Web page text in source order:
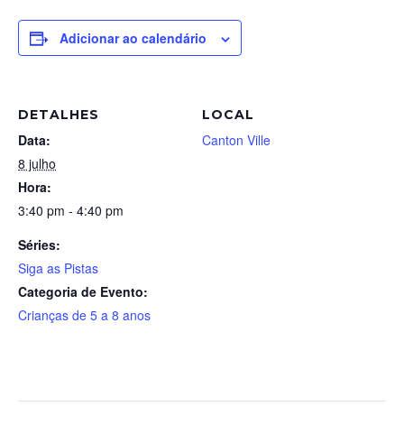
Adicionar ao calendário
DETALHES
Data:
8 julho
Hora:
3:40 pm - 4:40 pm
Séries:
Siga as Pistas
Categoria de Evento:
Crianças de 5 a 8 anos
LOCAL
Canton Ville